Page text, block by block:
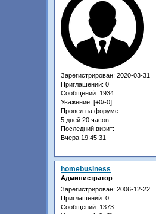
Зарегистрирован: 2020-03-31
Приглашений: 0
Сообщений: 1934
Уважение: [+0/-0]
Провел на форуме:
5 дней 20 часов
Последний визит:
Вчера 19:45:31
homebusiness
Администратор
Зарегистрирован: 2006-12-22
Приглашений: 0
Сообщений: 1373